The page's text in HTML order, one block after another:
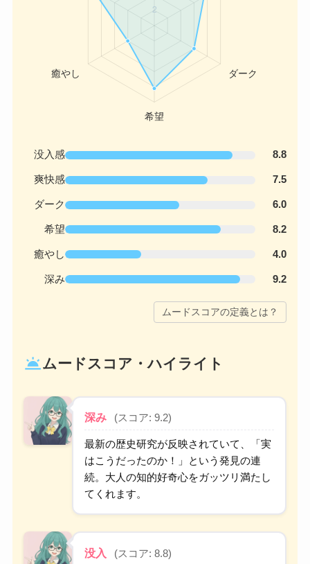
没入感 8.8
爽快感 7.5
ダーク 6.0
希望 8.2
癒やし 4.0
深み 9.2
ムードスコアの定義とは？
wb_twilightムードスコア・ハイライト
深み (スコア: 9.2)
最新の歴史研究が反映されていて、「実
はこうだったのか！」という発見の連
続。大人の知的好奇心をガッツリ満たし
てくれます。
没入 (スコア: 8.8)